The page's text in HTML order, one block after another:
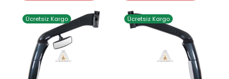
Ücretsiz Kargo Ücretsiz Kargo